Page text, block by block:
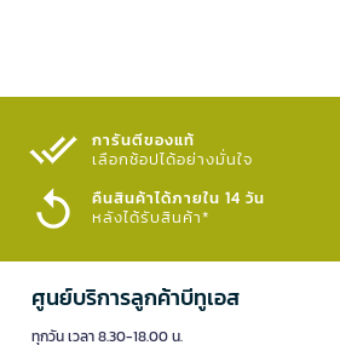
การันตีของแท้
เลือกช้อปได้อย่างมั่นใจ​
คืนสินค้าได้ภายใน 14 วัน
หลังได้รับสินค้า*
ศูนย์บริการลูกค้าบีทูเอส
ทุกวัน เวลา 8.30-18.00 น.